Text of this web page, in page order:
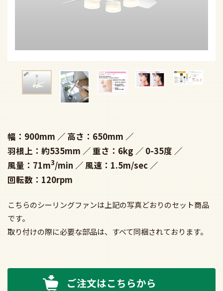
幅：900mm
高さ：650mm
羽根上：約535mm
重さ：6kg
0-35度
風量：71m3/min
風速：1.5m/sec
回転数：120rpm
こちらのシーリングファンは上記の写真どおりのセット商品
です。
取り付けの際に必要な部品は、すべて同梱されております。
ご注文はこちらから